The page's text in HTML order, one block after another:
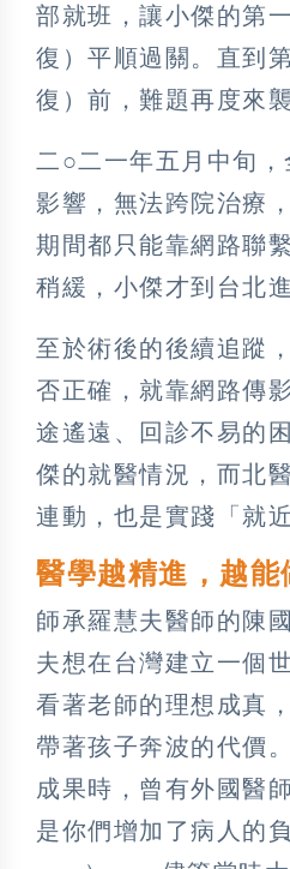
部就班，讓小傑的第
復）平順過關。直到
復）前，難題再度來襲
二○二一年五月中旬
影響，無法跨院治療
期間都只能靠網路聯
稍緩，小傑才到台北
至於術後的後續追蹤
否正確，就靠網路傳
途遙遠、回診不易的
傑的就醫情況，而北
連動，也是實踐「就
醫學越精進，越能
師承羅慧夫醫師的陳
夫想在台灣建立一個
看著老師的理想成真
帶著孩子奔波的代價
成果時，曾有外國醫
是你們增加了病人的